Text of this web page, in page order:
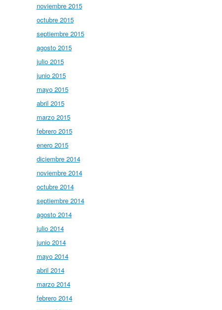
noviembre 2015
octubre 2015
septiembre 2015
agosto 2015
julio 2015
junio 2015
mayo 2015
abril 2015
marzo 2015
febrero 2015
enero 2015
diciembre 2014
noviembre 2014
octubre 2014
septiembre 2014
agosto 2014
julio 2014
junio 2014
mayo 2014
abril 2014
marzo 2014
febrero 2014